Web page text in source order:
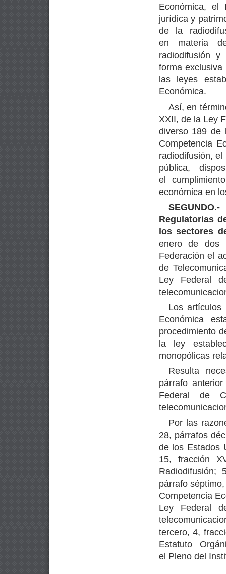
Económica, el
jurídica y
de la
en materia
radiodifusión
forma
las leyes
Económica.
Así, en
XXII, de la Ley
diverso 189 de
Competencia
radiodifusión,
pública,
el
económica en
Regulatorias
los sectores
enero de dos
Federación el
de
Ley Federal
Los
Económica
procedimiento
la ley
monopólicas
Resulta
párrafo
Federal de
Por las
28, párrafos
de los Estados
15, fracción
párrafo
Competencia
Ley Federal
tercero, 4,
Estatuto
el Pleno del